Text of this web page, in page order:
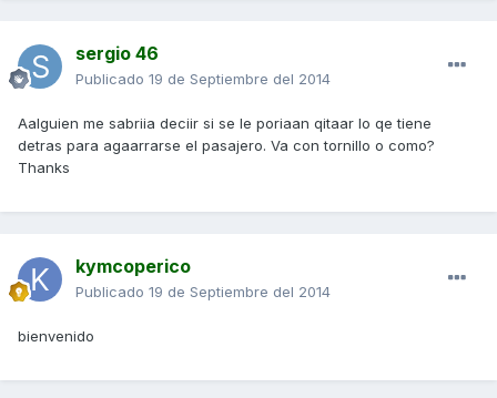
sergio 46
Publicado 19 de Septiembre del 2014
Aalguien me sabriia deciir si se le poriaan qitaar lo qe tiene
detras para agaarrarse el pasajero. Va con tornillo o como?
Thanks
kymcoperico
Publicado 19 de Septiembre del 2014
bienvenido